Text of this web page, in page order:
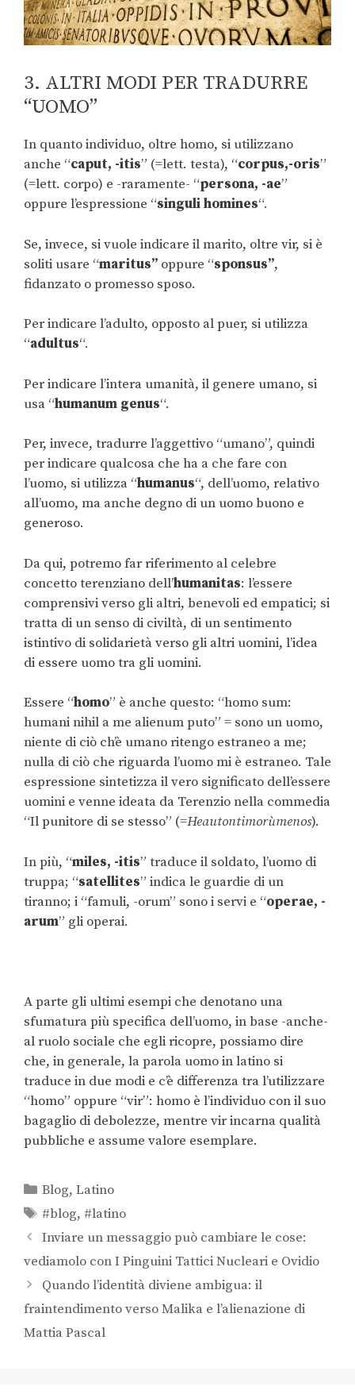
3. ALTRI MODI PER TRADURRE
“UOMO”
In quanto individuo, oltre homo, si utilizzano
anche “caput, -itis” (=lett. testa), “corpus,-oris”
(=lett. corpo) e -raramente- “persona, -ae”
oppure l’espressione “singuli homines“.
Se, invece, si vuole indicare il marito, oltre vir, si è
soliti usare “maritus” oppure “sponsus”,
fidanzato o promesso sposo.
Per indicare l’adulto, opposto al puer, si utilizza
“adultus“.
Per indicare l’intera umanità, il genere umano, si
usa “humanum genus“.
Per, invece, tradurre l’aggettivo “umano”, quindi
per indicare qualcosa che ha a che fare con
l’uomo, si utilizza “humanus“, dell’uomo, relativo
all’uomo, ma anche degno di un uomo buono e
generoso.
Da qui, potremo far riferimento al celebre
concetto terenziano dell’humanitas: l’essere
comprensivi verso gli altri, benevoli ed empatici; si
tratta di un senso di civiltà, di un sentimento
istintivo di solidarietà verso gli altri uomini, l’idea
di essere uomo tra gli uomini.
Essere “homo” è anche questo: “homo sum:
humani nihil a me alienum puto” = sono un uomo,
niente di ciò ch’è umano ritengo estraneo a me;
nulla di ciò che riguarda l’uomo mi è estraneo. Tale
espressione sintetizza il vero significato dell’essere
uomini e venne ideata da Terenzio nella commedia
“Il punitore di se stesso” (=Heautontimorùmenos).
In più, “miles, -itis” traduce il soldato, l’uomo di
truppa; “satellites” indica le guardie di un
tiranno; i “famuli, -orum” sono i servi e “operae, -
arum” gli operai.
A parte gli ultimi esempi che denotano una
sfumatura più specifica dell’uomo, in base -anche-
al ruolo sociale che egli ricopre, possiamo dire
che, in generale, la parola uomo in latino si
traduce in due modi e c’è differenza tra l’utilizzare
“homo” oppure “vir”: homo è l’individuo con il suo
bagaglio di debolezze, mentre vir incarna qualità
pubbliche e assume valore esemplare.
Blog,Latino
#blog, #latino
Inviare un messaggio può cambiare le cose:
vediamolo con I Pinguini Tattici Nucleari e Ovidio
Quando l’identità diviene ambigua: il
fraintendimento verso Malika e l’alienazione di
Mattia Pascal